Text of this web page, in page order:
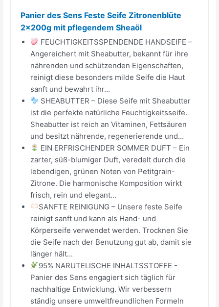
Panier des Sens Feste Seife Zitronenblüte
2x200g mit pflegendem Sheaöl
FEUCHTIGKEITSSPENDENDE HANDSEIFE –
Angereichert mit Sheabutter, bekannt für ihre
nährenden und schützenden Eigenschaften,
reinigt diese besonders milde Seife die Haut
sanft und bewahrt ihr...
​SHEABUTTER – Diese Seife mit Sheabutter
ist die perfekte natürliche Feuchtigkeitsseife.
Sheabutter ist reich an Vitaminen, Fettsäuren
und besitzt nährende, regenerierende und...
EIN ERFRISCHENDER SOMMER DUFT – Ein
zarter, süß-blumiger Duft, veredelt durch die
lebendigen, grünen Noten von Petitgrain-
Zitrone. Die harmonische Komposition wirkt
frisch, rein und elegant...
​SANFTE REINIGUNG – Unsere feste Seife
reinigt sanft und kann als Hand- und
Körperseife verwendet werden. Trocknen Sie
die Seife nach der Benutzung gut ab, damit sie
länger hält...
95% NARUTELISCHE INHALTSSTOFFE ​-
Panier des Sens engagiert sich täglich für
nachhaltige Entwicklung. Wir verbessern
ständig unsere umweltfreundlichen Formeln